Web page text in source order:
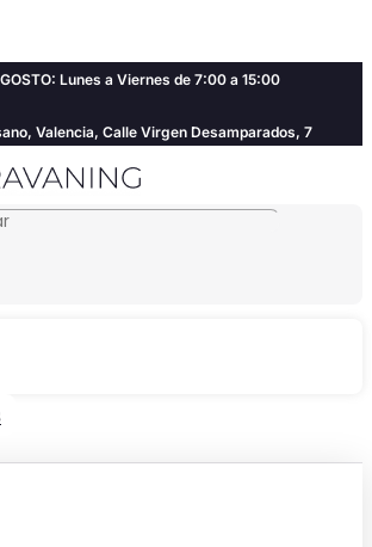
Lunes a Viernes de 7:00 a 15:00
Valencia, Calle Virgen Desamparados, 7